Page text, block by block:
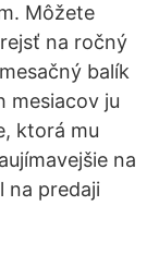
Môžete
na ročný
balík
mesiacov ju
ktorá mu
na
na predaji